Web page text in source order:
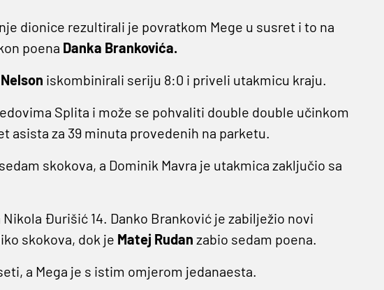
dionice rezultirali je povratkom Mege u susret i to na
poena Danka Brankovića.
iskombinirali seriju 8:0 i priveli utakmicu kraju.
Splita i može se pohvaliti double double učinkom
asista za 39 minuta provedenih na parketu.
skokova, a Dominik Mavra je utakmica zaključio sa
Nikola Đurišić 14. Danko Branković je zabilježio novi
skokova, dok je Matej Rudan zabio sedam poena.
a Mega je s istim omjerom jedanaesta.